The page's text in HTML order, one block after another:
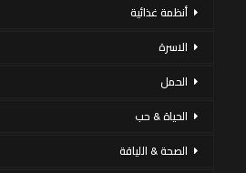
أنظمة غذائية
الاسرة
الحمل
الحياة & حب
الصحة & اللياقة